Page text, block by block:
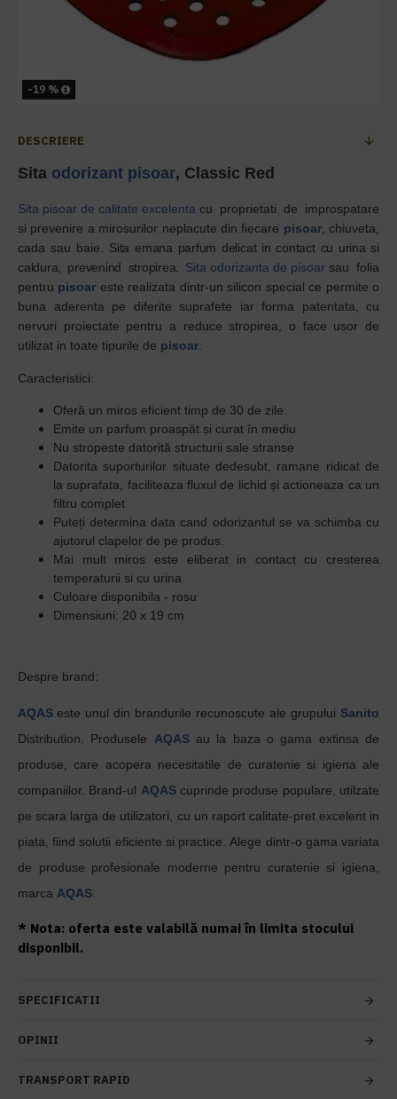
-19 %
DESCRIERE
Sita odorizant pisoar, Classic Red
Sita pisoar de calitate excelenta cu proprietati de improspatare
si prevenire a mirosurilor neplacute din fiecare pisoar, chiuveta,
cada sau baie.
Sita emana parfum delicat in contact cu urina si
caldura, prevenind stropirea. Sita odorizanta de pisoar sau folia
pentru pisoar este realizata dintr-un silicon special ce permite o
buna aderenta pe diferite suprafete iar forma patentata, cu
nervuri proiectate pentru a reduce stropirea, o face usor de
utilizat in toate tipurile de pisoar
Caracteristici:
Oferă un miros eficient timp de 30 de zile
Emite un parfum proaspăt și curat în mediu
Nu stropeste datorită structurii sale stranse
Datorita suporturilor situate dedesubt, ramane ridicat de
la suprafata, faciliteaza fluxul de lichid și actioneaza ca un
filtru complet
Puteți determina data cand odorizantul se va schimba cu
ajutorul clapelor de pe produs.
Mai mult miros este eliberat in contact cu cresterea
temperaturii si cu urina
Culoare disponibila - rosu
Dimensiuni: 20 x 19 cm
Despre brand:
AQAS este unul din brandurile recunoscute ale grupului Sanito
Distribution. Produsele AQASau la baza o gama extinsa de
produse, care acopera necesitatile de curatenie si igiena ale
companiilor. Brand-ul AQAScuprinde produse populare, utilzate
pe scara larga de utilizatori, cu un raport calitate-pret excelent in
piata, fiind solutii eficiente si practice. Alege dintr-o gama variata
de produse profesionale moderne pentru curatenie si igiena,
marca AQAS
* Nota: oferta este valabilă numai în limita stocului
disponibil.
SPECIFICATII
OPINII
TRANSPORT RAPID